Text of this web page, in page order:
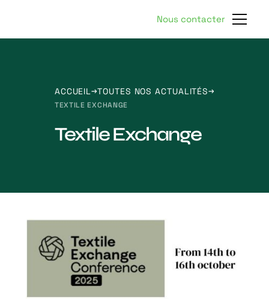
Nous contacter
ACCUEIL TOUTES NOS ACTUALITÉS
TEXTILE EXCHANGE
Textile Exchange